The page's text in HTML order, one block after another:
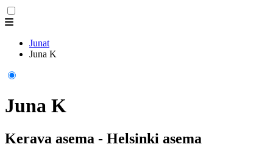
Junat
Juna K
Juna K
Kerava asema - Helsinki asema